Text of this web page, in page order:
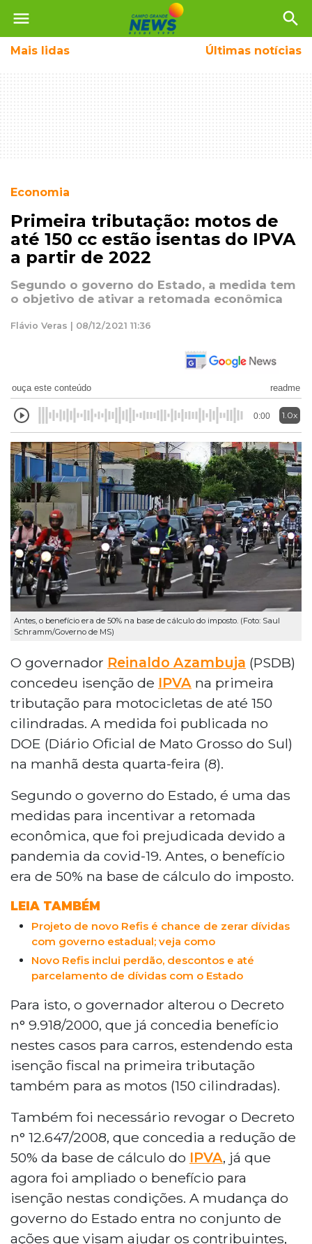
menu search
Mais lidas Últimas notícias
Economia
Primeira tributação: motos de
até 150 cc estão isentas do IPVA
a partir de 2022
Segundo o governo do Estado, a medida tem
o objetivo de ativar a retomada econômica
Flávio Veras | 08/12/2021 11:36
ouça este conteúdo readme
0:00 1.0x
Antes, o benefício era de 50% na base de cálculo do imposto. (Foto: Saul
Schramm/Governo de MS)
O governador Reinaldo Azambuja (PSDB)
concedeu isenção de IPVA na primeira
tributação para motocicletas de até 150
cilindradas. A medida foi publicada no
DOE (Diário Oficial de Mato Grosso do Sul)
na manhã desta quarta-feira (8).
Segundo o governo do Estado, é uma das
medidas para incentivar a retomada
econômica, que foi prejudicada devido a
pandemia da covid-19. Antes, o benefício
era de 50% na base de cálculo do imposto.
LEIA TAMBÉM
Projeto de novo Refis é chance de zerar dívidas
com governo estadual; veja como
Novo Refis inclui perdão, descontos e até
parcelamento de dívidas com o Estado
Para isto, o governador alterou o Decreto
n° 9.918/2000, que já concedia benefício
nestes casos para carros, estendendo esta
isenção fiscal na primeira tributação
também para as motos (150 cilindradas).
Também foi necessário revogar o Decreto
n° 12.647/2008, que concedia a redução de
50% da base de cálculo do IPVA, já que
agora foi ampliado o benefício para
isenção nestas condições. A mudança do
governo do Estado entra no conjunto de
ações que visam ajudar os contribuintes,